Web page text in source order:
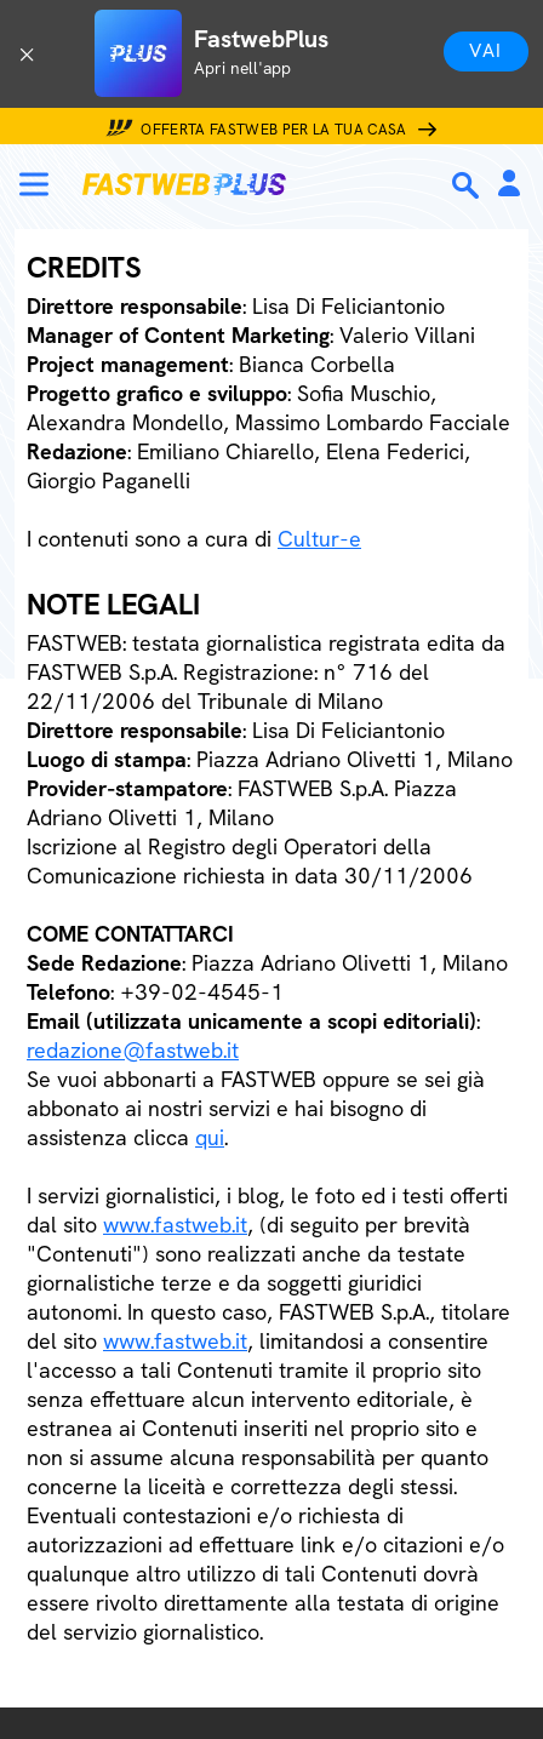
FastwebPlus
Apri nell'app
VAI
OFFERTA FASTWEB PER LA TUA CASA
CREDITS
Direttore responsabile: Lisa Di Feliciantonio
Manager of Content Marketing: Valerio Villani
Project management: Bianca Corbella
Progetto grafico e sviluppo: Sofia Muschio,
Alexandra Mondello, Massimo Lombardo Facciale
Redazione: Emiliano Chiarello, Elena Federici,
Giorgio Paganelli
I contenuti sono a cura di Cultur-e
NOTE LEGALI
FASTWEB: testata giornalistica registrata edita da
FASTWEB S.p.A. Registrazione: n° 716 del
22/11/2006 del Tribunale di Milano
Direttore responsabile: Lisa Di Feliciantonio
Luogo di stampa: Piazza Adriano Olivetti 1, Milano
Provider-stampatore: FASTWEB S.p.A. Piazza
Adriano Olivetti 1, Milano
Iscrizione al Registro degli Operatori della
Comunicazione richiesta in data 30/11/2006
COME CONTATTARCI
Sede Redazione: Piazza Adriano Olivetti 1, Milano
Telefono: +39-02-4545-1
Email (utilizzata unicamente a scopi editoriali):
redazione@fastweb.it
Se vuoi abbonarti a FASTWEB oppure se sei già
abbonato ai nostri servizi e hai bisogno di
assistenza clicca qui.
I servizi giornalistici, i blog, le foto ed i testi offerti
dal sito www.fastweb.it, (di seguito per brevità
"Contenuti") sono realizzati anche da testate
giornalistiche terze e da soggetti giuridici
autonomi. In questo caso, FASTWEB S.p.A., titolare
del sito www.fastweb.it, limitandosi a consentire
l'accesso a tali Contenuti tramite il proprio sito
senza effettuare alcun intervento editoriale, è
estranea ai Contenuti inseriti nel proprio sito e
non si assume alcuna responsabilità per quanto
concerne la liceità e correttezza degli stessi.
Eventuali contestazioni e/o richiesta di
autorizzazioni ad effettuare link e/o citazioni e/o
qualunque altro utilizzo di tali Contenuti dovrà
essere rivolto direttamente alla testata di origine
del servizio giornalistico.